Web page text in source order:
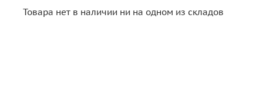
Товара нет в наличии ни на одном из складов